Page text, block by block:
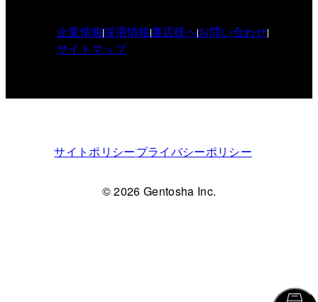
企業情報採用情報書店様へお問い合わせ
サイトマップ
サイトポリシープライバシーポリシー
© 2026 Gentosha Inc.